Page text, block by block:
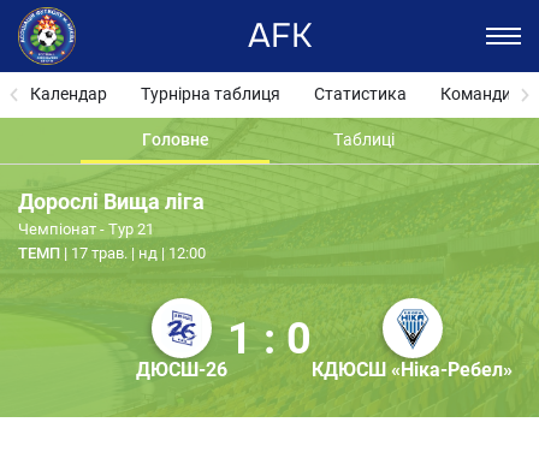
AFK
Календар Турнірна таблиця Статистика Команди
Головне Таблиці
Дорослі Вища ліга
Чемпіонат - Тур 21
ДЮСШ-26
1 : 0
КДЮСШ «Ніка-Ребел»
ТЕМП 17 трав. | нд | 12:00